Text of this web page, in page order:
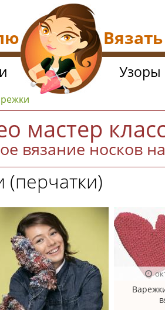
мастер
вязание носков
Узоры
Вязать